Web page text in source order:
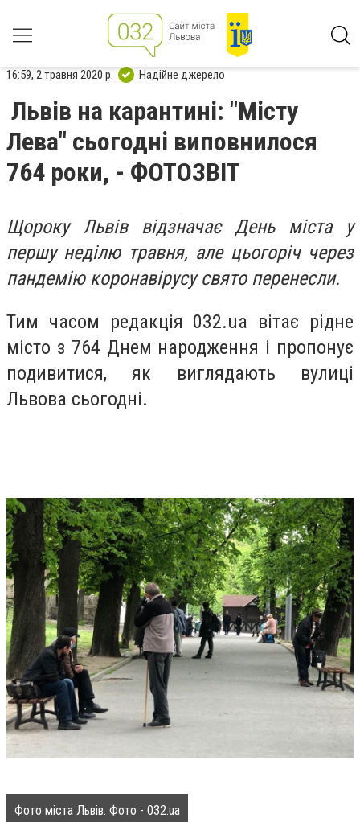
16:59, 2 травня 2020 р. Надійне джерело
Львів на карантині: "Місту
Лева" сьогодні виповнилося
764 роки, - ФОТОЗВІТ
Щороку Львів відзначає День міста у
першу неділю травня, але цьогоріч через
пандемію коронавірусу свято перенесли.
Тим часом редакція 032.ua вітає рідне
місто з 764 Днем народження і пропонує
подивитися, як виглядають вулиці
Львова сьогодні.
Фото міста Львів. Фото - 032.ua